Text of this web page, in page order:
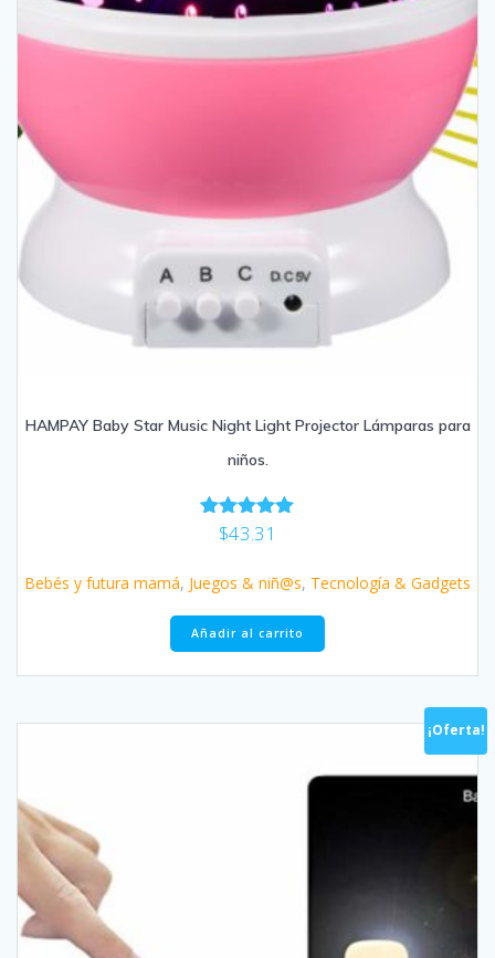
HAMPAY Baby Star Music Night Light Projector Lámparas para
niños.
Valorado
de 5
$43.31
Bebés y futura mamá, Juegos & niñ@s, Tecnología & Gadgets
Añadir al carrito
¡Oferta!